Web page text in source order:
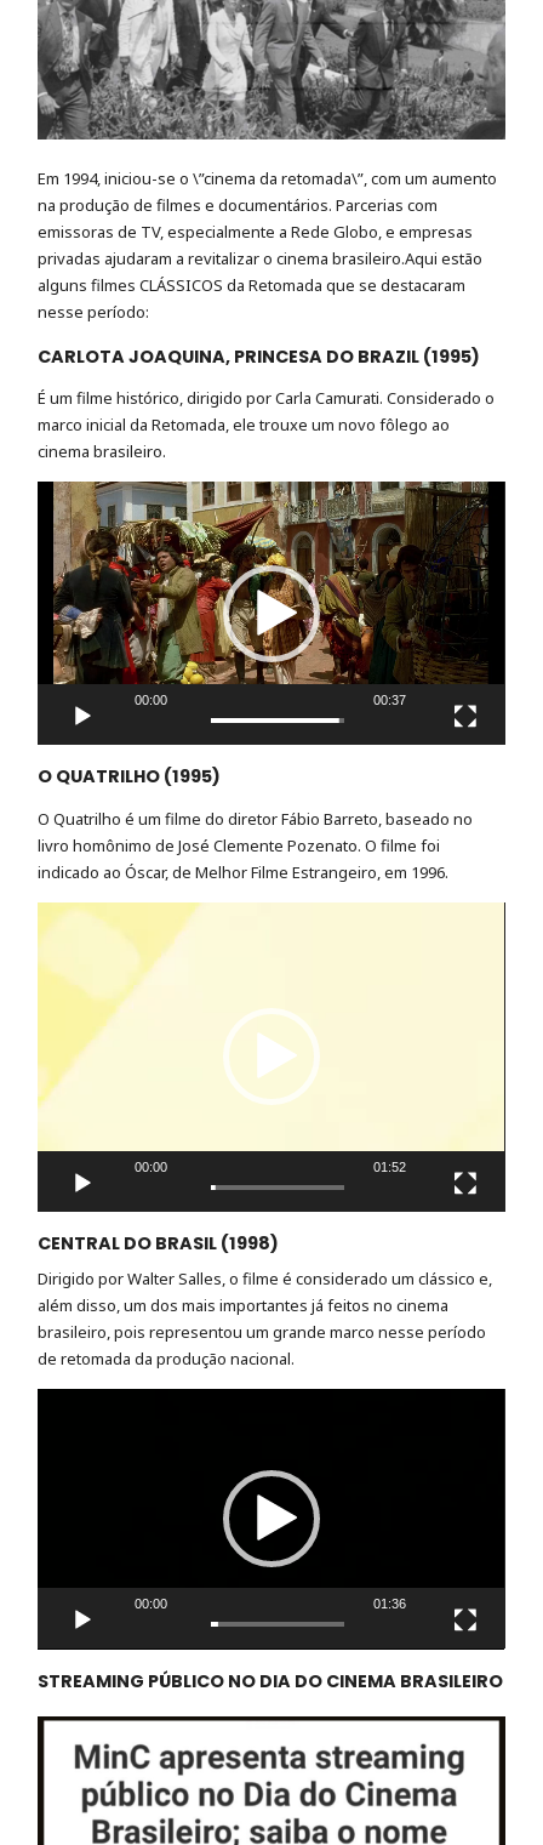
Em 1994, iniciou-se o \”cinema da retomada\”, com um aumento
na produção de filmes e documentários. Parcerias com
emissoras de TV, especialmente a Rede Globo, e empresas
privadas ajudaram a revitalizar o cinema brasileiro.Aqui estão
alguns filmes CLÁSSICOS da Retomada que se destacaram
nesse período:
CARLOTA JOAQUINA, PRINCESA DO BRAZIL (1995)
É um filme histórico, dirigido por Carla Camurati. Considerado o
marco inicial da Retomada, ele trouxe um novo fôlego ao
cinema brasileiro.
Tocador
de
vídeo
00:00 00:37
O QUATRILHO (1995)
O Quatrilho é um filme do diretor Fábio Barreto, baseado no
livro homônimo de José Clemente Pozenato. O filme foi
indicado ao Óscar, de Melhor Filme Estrangeiro, em 1996.
Tocador
vídeo
00:00 01:52
CENTRAL DO BRASIL (1998)
Dirigido por Walter Salles, o filme é considerado um clássico e,
além disso, um dos mais importantes já feitos no cinema
brasileiro, pois representou um grande marco nesse período
de retomada da produção nacional.
00:00 01:36
STREAMING PÚBLICO NO DIA DO CINEMA BRASILEIRO